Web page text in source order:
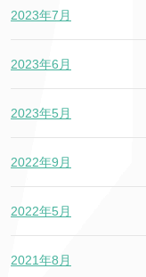
2023年7月
2023年6月
2023年5月
2022年9月
2022年5月
2021年8月